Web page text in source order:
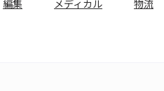
編集 メディカル 物流